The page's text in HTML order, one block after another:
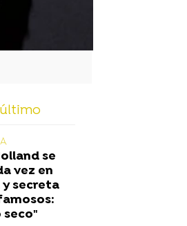
se
vez en
y secreta
seco"